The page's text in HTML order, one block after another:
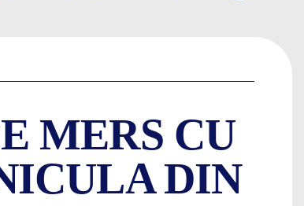
MERS CU
DIN